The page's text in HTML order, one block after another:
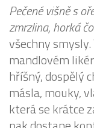
Pečené višně s
zmrzlina, horká
všechny
mandlovém
hříšný, dospělý
másla, mouky,
která se krátce